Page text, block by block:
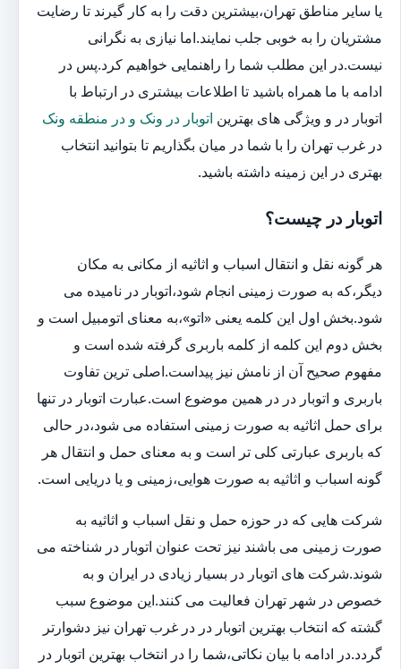
یا سایر مناطق تهران،بیشترین دقت را به کار گیرند تا رضایت
مشتریان را به خوبی جلب نمایند.اما نیازی به نگرانی
نیست.در این مطلب شما را راهنمایی خواهیم کرد.پس در
ادامه با ما همراه باشید تا اطلاعات بیشتری در ارتباط با
اتوبار در و ویژگی های بهترین اتوبار در ونک و در منطقه ونک
در غرب تهران را با شما در میان بگذاریم تا بتوانید انتخاب
بهتری در این زمینه داشته باشید.
اتوبار در چیست؟
هر گونه نقل و انتقال اسباب و اثاثیه از مکانی به مکان
دیگر،که به صورت زمینی انجام شود،اتوبار در نامیده می
شود.بخش اول این کلمه یعنی «اتو»،به معنای اتومبیل است و
بخش دوم این کلمه از کلمه باربری گرفته شده است و
مفهوم صحیح آن از نامش نیز پیداست.اصلی ترین تفاوت
باربری و اتوبار در در همین موضوع است.عبارت اتوبار در تنها
برای حمل اثاثیه به صورت زمینی استفاده می شود،در حالی
که باربری عبارتی کلی تر است و به معنای حمل و انتقال هر
گونه اسباب و اثاثیه به صورت هوایی،زمینی و یا دریایی است.
شرکت هایی که در حوزه حمل و نقل اسباب و اثاثیه به
صورت زمینی می باشند نیز تحت عنوان اتوبار در شناخته می
شوند.شرکت های اتوبار در بسیار زیادی در ایران و به
خصوص در شهر تهران فعالیت می کنند.این موضوع سبب
گشته که انتخاب بهترین اتوبار در در غرب تهران نیز دشوارتر
گردد.در ادامه با بیان نکاتی،شما را در انتخاب بهترین اتوبار در